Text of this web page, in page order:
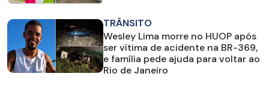
TRÂNSITO
Wesley Lima morre no HUOP após
ser vítima de acidente na BR-369,
e família pede ajuda para voltar ao
Rio de Janeiro